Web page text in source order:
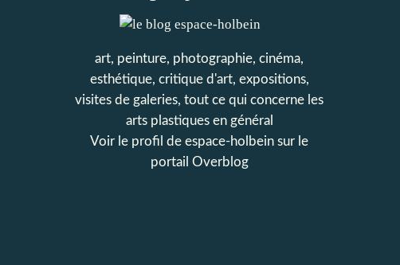
art, peinture, photographie, cinéma,
esthétique, critique d'art, expositions,
visites de galeries, tout ce qui concerne les
arts plastiques en général
Voir le profil de espace-holbein sur le
portail Overblog